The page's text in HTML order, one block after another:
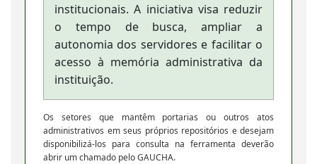
institucionais. A iniciativa visa reduzir
o tempo de busca, ampliar a
autonomia dos servidores e facilitar o
acesso à memória administrativa da
instituição.
Os setores que mantêm portarias ou outros atos
administrativos em seus próprios repositórios e desejam
disponibilizá-los para consulta na ferramenta deverão
abrir um chamado pelo GAUCHA.